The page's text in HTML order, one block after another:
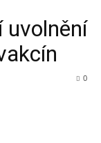
uvolnění
0